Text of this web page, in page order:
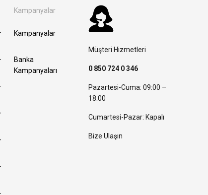
Kampanyalar
Kampanyalar
Banka
Kampanyaları
Müşteri Hizmetleri
0 850 724 0 346
Pazartesi-Cuma: 09:00 –
18:00
Cumartesi-Pazar: Kapalı
Bize Ulaşın